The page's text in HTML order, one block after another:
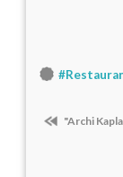
"Archi